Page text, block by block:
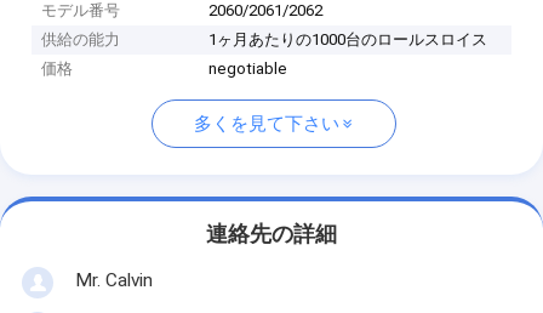
モデル番号
2060/2061/2062
供給の能力
1ヶ月あたりの1000台のロールスロイス
価格
negotiable
多くを見て下さい
連絡先の詳細
Mr. Calvin